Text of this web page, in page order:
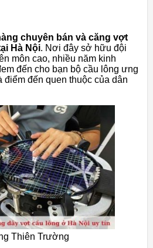
chuyên bán và căng vợt
Hà Nội. Nơi đây sở hữu đội
môn cao, nhiều năm kinh
đến cho bạn bộ cầu lông ưng
điểm đến quen thuộc của dân
Thiên Trường